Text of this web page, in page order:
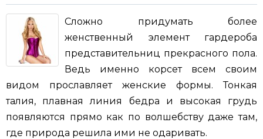
Сложно придумать более
женственный элемент гардероба
представительниц прекрасного пола.
Ведь именно корсет всем своим
видом прославляет женские формы. Тонкая
талия, плавная линия бедра и высокая грудь
появляются прямо как по волшебству даже там,
где природа решила ими не одаривать.